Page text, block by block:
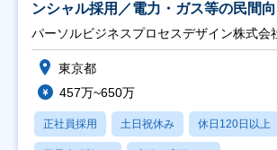
ンシャル採用／電力・ガス等の民間
ト推進】
パーソルビジネスプロセスデザイン株式会
東京都
457万~650万
正社員採用 土日祝休み 休日120日以上